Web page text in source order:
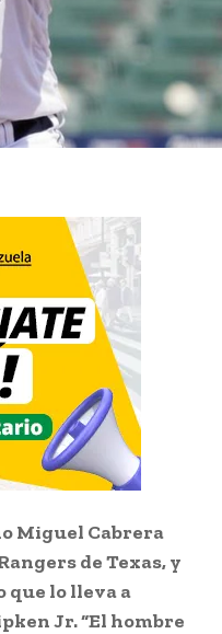
Miguel Cabrera
de Texas, y
que lo lleva a
Jr. “El hombre